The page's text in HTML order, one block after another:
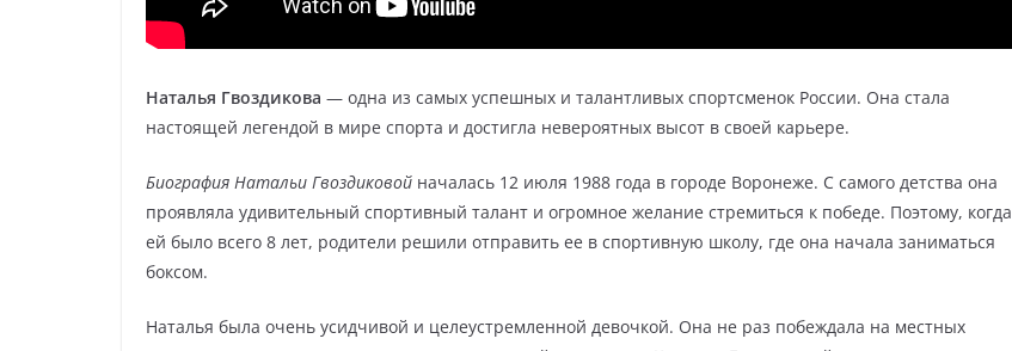
Наталья Гвоздикова — одна из самых успешных и талантливых спортсменок России. Она стала
настоящей легендой в мире спорта и достигла невероятных высот в своей карьере.
Биография Натальи Гвоздиковой началась 12 июля 1988 года в городе Воронеже. С самого детства она
проявляла удивительный спортивный талант и огромное желание стремиться к победе. Поэтому, когда
ей было всего 8 лет, родители решили отправить ее в спортивную школу, где она начала заниматься
боксом.
Наталья была очень усидчивой и целеустремленной девочкой. Она не раз побеждала на местных